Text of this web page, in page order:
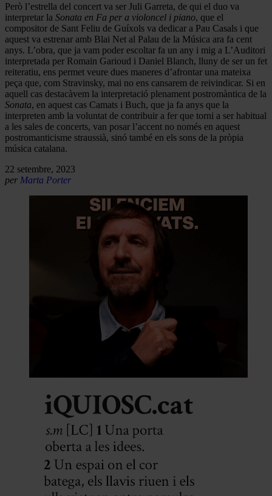
Però l’estrella del concert va ser Juli Garreta, de qui el duo va
interpretar la Sonata en Fa per a violoncel i piano, que el
compositor de Sant Feliu de Guíxols va dedicar a Pau Casals i que
aquest va estrenar amb Blai Net al Palau de la Música ara fa cent
anys. L’obra, que ja vam poder escoltar fa un any i mig a L’Auditori
interpretada per Romain Garioud i Daniel Blanch, lluny de ser un fet
reiteratiu, ens permet veure dues maneres d’afrontar una mateixa
peça que, com Stravinsky, mai no ens cansarem de reivindicar. Si en
aquell cas destacàvem la interpretació plenament postromàntica de la
Sonata, en aquest cas Camats i Buch, que ja fa anys que la
interpreten amb la voluntat de contribuir a fer que torni a ser habitual
a les sales de concerts, van posar l’accent no només en aquest
postromanticisme straussià, sinó també en els sons de la pròpia
música catalana.
22 setembre, 2023
per Marta Porter